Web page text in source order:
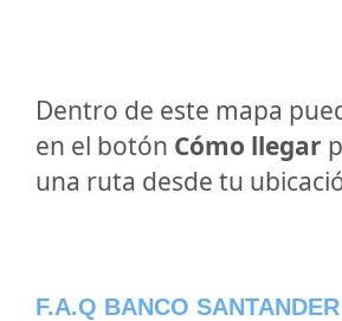
Dentro de este mapa
en el botón Cómo llegar
una ruta desde tu
F.A.Q BANCO SANTANDER